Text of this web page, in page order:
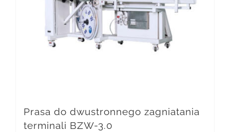
Prasa do dwustronnego zagniatania
terminali BZW-3.0